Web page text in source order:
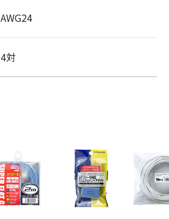
AWG24
4対